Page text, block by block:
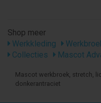
Shop meer
Werkkleding
Collecties
Mascot
Mascot werkbroek, stretch,
donkerantraciet